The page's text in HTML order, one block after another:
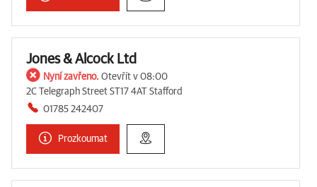
Jones & Alcock Ltd
Nyní zavřeno. Otevřít v 08:00
2C Telegraph Street ST17 4AT Stafford
01785 242407
Prozkoumat